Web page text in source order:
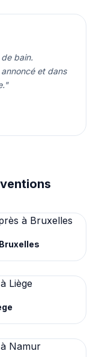
bain.
et dans
Bruxelles